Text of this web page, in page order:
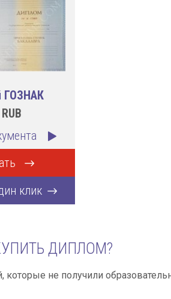
ГОЗНАК
RUB
клик
ДИПЛОМ?
не получили